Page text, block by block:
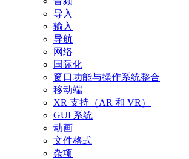
导入
输入
导航
网络
国际化
窗口功能与操作系统整合
移动端
XR 支持（AR 和 VR）
GUI 系统
动画
文件格式
杂项